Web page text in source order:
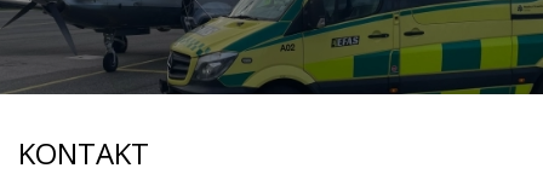
KONTAKT